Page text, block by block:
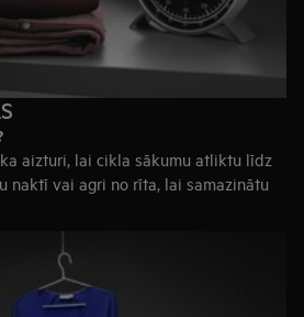
aizturi, lai cikla sākumu atliktu līdz
naktī vai agri no rīta, lai samazinātu
veļas mazgājamās mašīnas
attālināta vadība vēl nekad nav
savienoto veļas mazgājamo